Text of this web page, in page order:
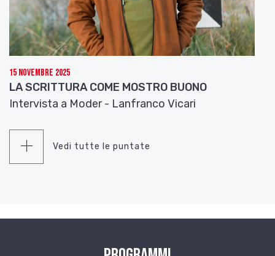
15 Novembre 2025
LA SCRITTURA COME MOSTRO BUONO
Intervista a Moder - Lanfranco Vicari
Vedi tutte le puntate